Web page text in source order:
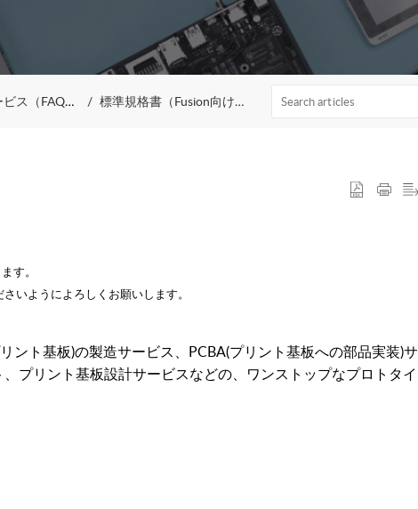
ス（FAQ） 標準規格書（Fusion向け）
す。
いようによろしくお願いします。
リント基板)の製造サービス、PCBA(プリント基板への部品実装)サ
プリント基板設計サービスなどの、ワンストップなプロトタイ